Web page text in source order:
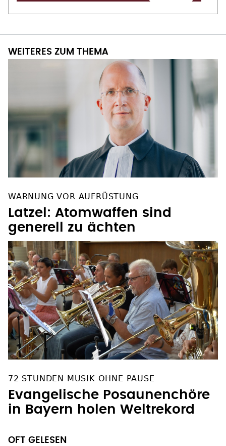
WEITERES ZUM THEMA
WARNUNG VOR AUFRÜSTUNG
Latzel: Atomwaffen sind
generell zu ächten
72 STUNDEN MUSIK OHNE PAUSE
Evangelische Posaunenchöre
in Bayern holen Weltrekord
OFT GELESEN